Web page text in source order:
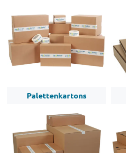
Palettenkartons